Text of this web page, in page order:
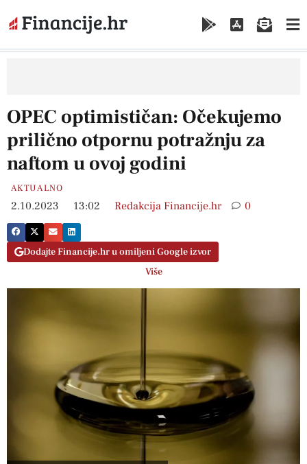
OPEC optimističan: Očekujemo
prilično otpornu potražnju za
naftom u ovoj godini
AKTUALNO
2.10.2023 13:02 Redakcija Financije.hr 0
Dodajte Financije.hr u omiljeni Google izvor
Više